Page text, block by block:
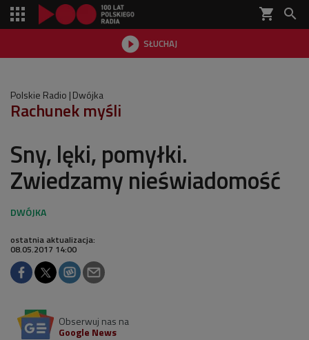
shopping_cart 
 SŁUCHAJ

Polskie Radio Dwójka
Rachunek myśli
Sny, lęki, pomyłki.
Zwiedzamy nieświadomość
ostatnia aktualizacja:
08.05.2017 14:00
Obserwuj nas na
Google News